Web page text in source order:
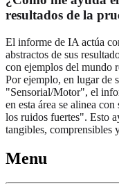
resultados de la
El informe de IA actúa
abstractos de sus
con ejemplos del mundo
Por ejemplo, en lugar de
"Sensorial/Motor", el
en esta área se alinea
los ruidos fuertes". Esto
tangibles, comprensibles
Menu